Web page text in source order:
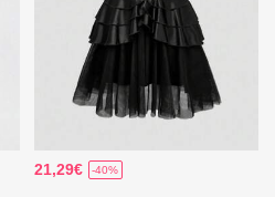
21,29€ -40%